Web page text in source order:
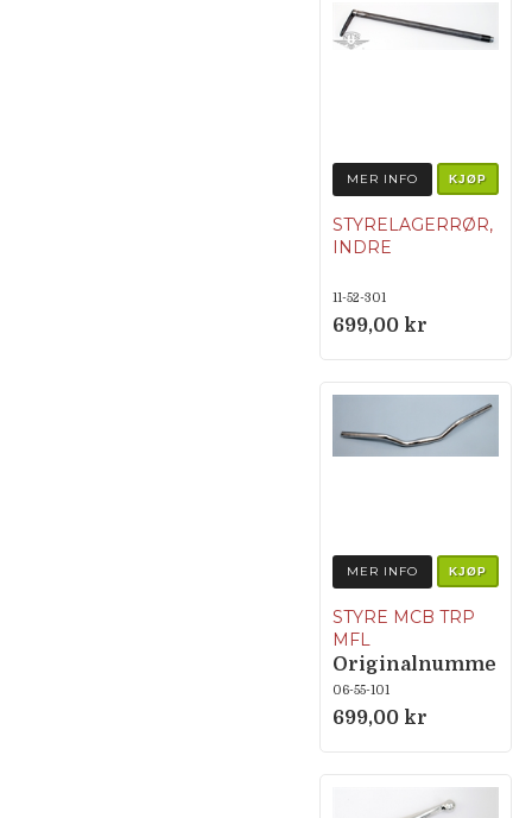
MER INFO KJØP
STYRELAGERRØR,
INDRE
11-52-301
699,00 kr
MER INFO KJØP
STYRE MCB TRP
MFL
Originalnumme
r MCB: 24859
06-55-101
699,00 kr